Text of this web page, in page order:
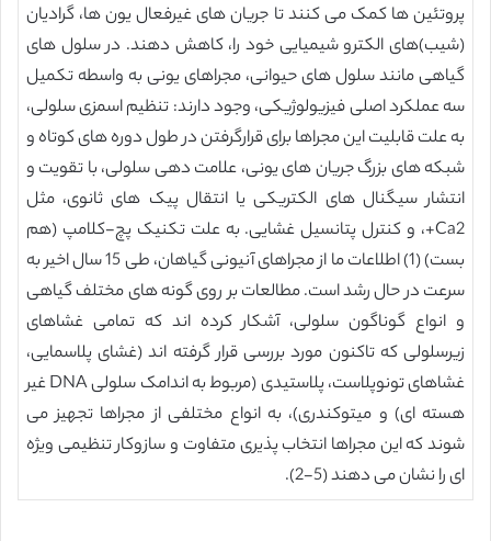
پروتئین ها کمک می کنند تا جریان های غیرفعال یون ها، گرادیان
(شیب)های الکترو شیمیایی خود را، کاهش دهند. در سلول های
گیاهی مانند سلول های حیوانی، مجراهای یونی به واسطه تکمیل
سه عملکرد اصلی فیزیولوژیکی، وجود دارند: تنظیم اسمزی سلولی،
به علت قابلیت این مجراها برای قرارگرفتن در طول دوره های کوتاه و
شبکه های بزرگ جریان های یونی، علامت دهی سلولی، با تقویت و
انتشار سیگنال های الکتریکی یا انتقال پیک های ثانوی، مثل
Ca2+، و کنترل پتانسیل غشایی. به علت تکنیک پچ-کلامپ (هم
بست) (1) اطلاعات ما از مجراهای آنیونی گیاهان، طی 15 سال اخیر به
سرعت در حال رشد است. مطالعات بر روی گونه های مختلف گیاهی
و انواع گوناگون سلولی، آشکار کرده اند که تمامی غشاهای
زیرسلولی که تاکنون مورد بررسی قرار گرفته اند (غشای پلاسمایی،
غشاهای تونوپلاست، پلاستیدی (مربوط به اندامک سلولی DNA غیر
هسته ای) و میتوکندری)، به انواع مختلفی از مجراها تجهیز می
شوند که این مجراها انتخاب پذیری متفاوت و سازوکار تنظیمی ویژه
ای را نشان می دهند (5-2).